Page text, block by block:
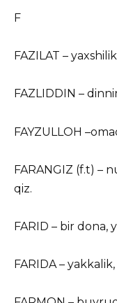
F
FAZILAT –
FAZLIDDIN –
FAYZULLOH
FARANGIZ (f.t) –
qiz.
FARID – bir dona,
FARIDA –